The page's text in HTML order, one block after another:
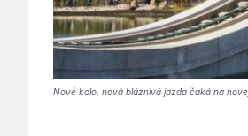
Nové kolo, nová bláznivá jazda čaká na